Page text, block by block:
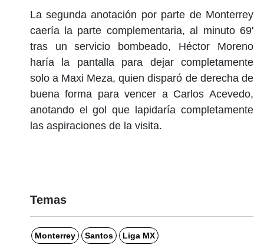
La segunda anotación por parte de Monterrey
caería la parte complementaria, al minuto 69'
tras un servicio bombeado, Héctor Moreno
haría la pantalla para dejar completamente
solo a Maxi Meza, quien disparó de derecha de
buena forma para vencer a Carlos Acevedo,
anotando el gol que lapidaría completamente
las aspiraciones de la visita.
Temas
Monterrey Santos Liga MX